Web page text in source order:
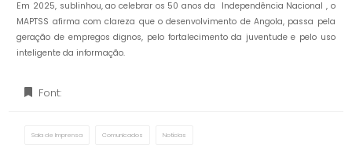
Em 2025, sublinhou, ao celebrar os 50 anos da Independência Nacional , o
MAPTSS afirma com clareza que o desenvolvimento de Angola, passa pela
geração de empregos dignos, pelo fortalecimento da juventude e pelo uso
inteligente da informação.
Font:
Sala de Imprensa Comunicados Notícias